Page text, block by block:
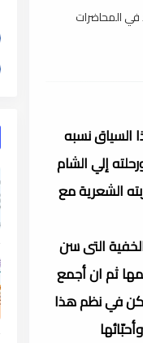
المحاضرات
السياق نسبه
إلي الشام
الشعرية مع
التى سن
ثم ان أجمع
في نظم هذا